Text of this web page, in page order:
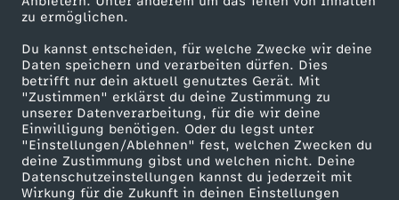
zu ermöglichen.
Du kannst entscheiden, für welche Zwecke wir deine
Daten speichern und verarbeiten dürfen. Dies
betrifft nur dein aktuell genutztes Gerät. Mit
"Zustimmen" erklärst du deine Zustimmung zu
unserer Datenverarbeitung, für die wir deine
Einwilligung benötigen. Oder du legst unter
"Einstellungen/Ablehnen" fest, welchen Zwecken du
deine Zustimmung gibst und welchen nicht. Deine
Datenschutzeinstellungen kannst du jederzeit mit
Wirkung für die Zukunft in deinen Einstellungen
o
r
t
s
t
Karriere
ZDF goes Schule
Werbefernsehen
Mainzelmännchen